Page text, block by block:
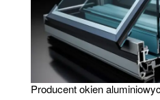
Producent okien